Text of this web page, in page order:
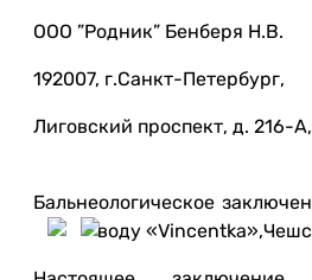
ООО ”Родник” Бенберя Н.В.
192007, г.Санкт-Петербург,
Лиговский проспект, д. 216-А,
Бальнеологическое
воду «Vincentka»,